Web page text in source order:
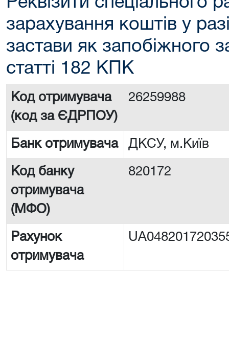
зарахування коштів у
застави як запобіжного
статті 182 КПК
Код отримувача
(код за ЄДРПОУ)
26259988
Банк отримувача ДКСУ, м.Київ
Код банку
отримувача
(МФО)
820172
Рахунок
отримувача